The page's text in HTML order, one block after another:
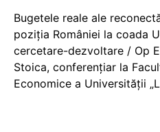
Bugetele reale ale
poziția României la coada
cercetare-dezvoltare / Op
Stoica, conferențiar la
Economice a Universității